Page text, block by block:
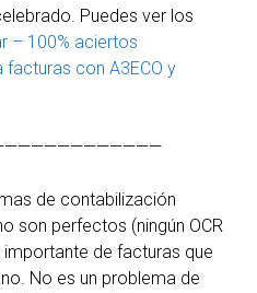
Puedes ver los
– 100% aciertos
con A3ECO y
de contabilización
son perfectos (ningún OCR
de facturas que
No es un problema de